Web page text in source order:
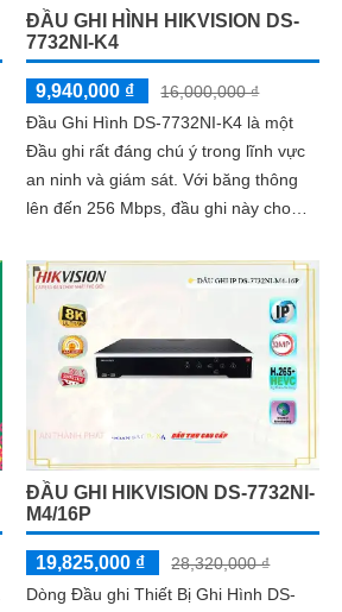
ĐẦU GHI HÌNH HIKVISION DS-
7732NI-K4
9,940,000 ₫
16,000,000 ₫
Đầu Ghi Hình DS-7732NI-K4 là một
Đầu ghi rất đáng chú ý trong lĩnh vực
an ninh và giám sát. Với băng thông
lên đến 256 Mbps, đầu ghi này cho
nào
ĐẦU GHI HIKVISION DS-7732NI-
M4/16P
19,825,000 ₫
28,320,000 ₫
Dòng Đầu ghi Thiết Bị Ghi Hình DS-